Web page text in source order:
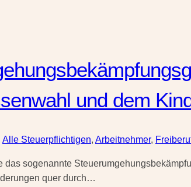
und dem
Alle Steuerpflichtigen, Arbeitnehmer,
das sogenannte
quer durch…